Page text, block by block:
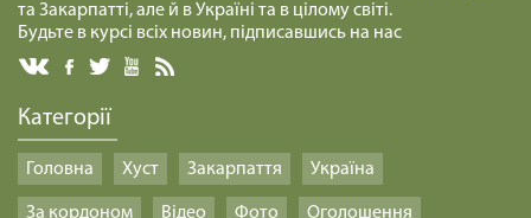
та Закарпатті, але й в Україні та в цілому світі.
Будьте в курсі всіх новин, підписавшись на нас
Категорії
Головна Хуст Закарпаття Україна
За кордоном Відео Фото Оголошення